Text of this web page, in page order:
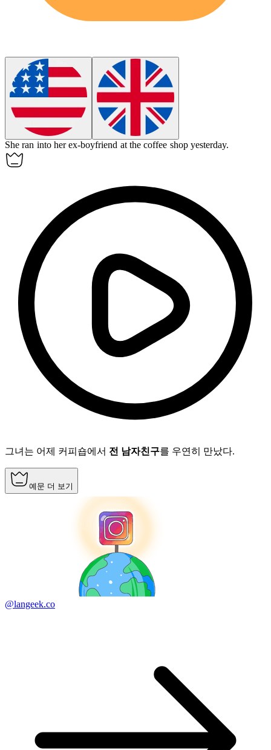
She ran into herex-boyfriend at the coffee shop yesterday.
그녀는 어제 커피숍에서 전 남자친구를 우연히 만났다.
예문 더 보기
@langeek.co